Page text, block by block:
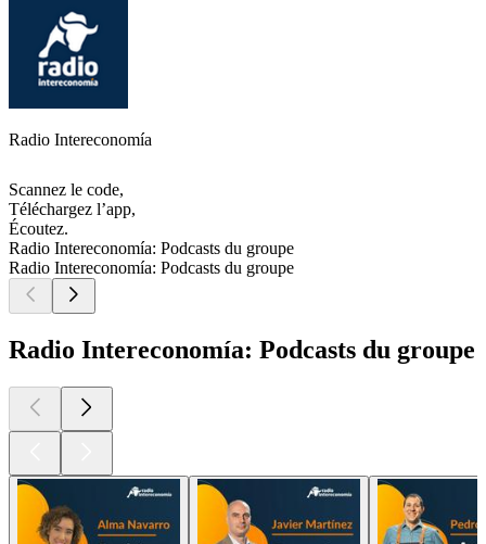
Radio Intereconomía
Scannez le code,
Téléchargez l’app,
Écoutez.
Radio Intereconomía: Podcasts du groupe
Radio Intereconomía: Podcasts du groupe
Radio Intereconomía: Podcasts du groupe